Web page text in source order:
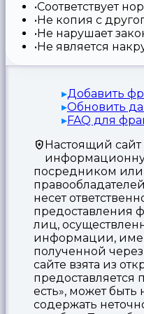
Соответствует
Не копия с
Не нарушает
Не является
Добавить
Обновить
FAQ для
Настоящий сайт
посредником или
несет
предоставления
лиц,
информации,
полученной
сайте взята из
предоставляется
есть», может
содержать